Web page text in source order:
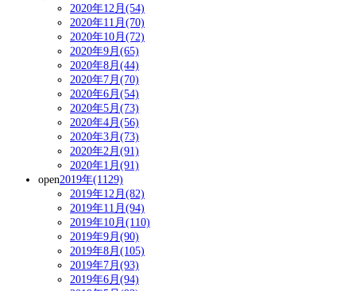
2020年12月(54)
2020年11月(70)
2020年10月(72)
2020年9月(65)
2020年8月(44)
2020年7月(70)
2020年6月(54)
2020年5月(73)
2020年4月(56)
2020年3月(73)
2020年2月(91)
2020年1月(91)
open2019年(1129)
2019年12月(82)
2019年11月(94)
2019年10月(110)
2019年9月(90)
2019年8月(105)
2019年7月(93)
2019年6月(94)